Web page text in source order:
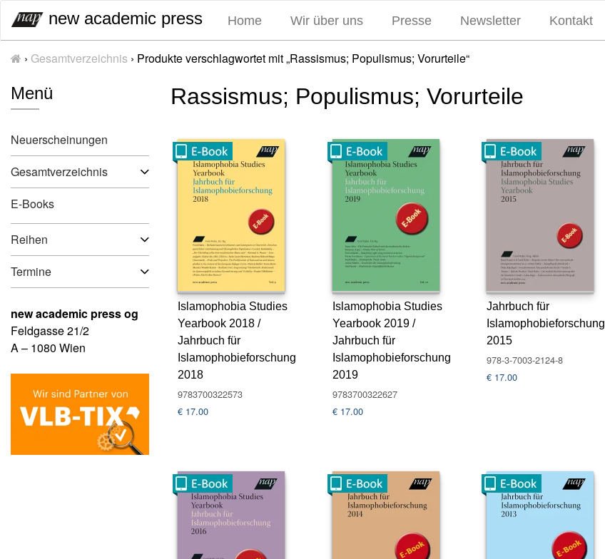
i
new academic press Home Wir über uns Presse Newsletter Kontakt
› Gesamtverzeichnis › Produkte verschlagwortet mit „Rassismus; Populismus; Vorurteile“
Menü
Neuerscheinungen
Gesamtverzeichnis
E-Books
Reihen
Termine
new academic press og
Feldgasse 21/2
A – 1080 Wien
Rassismus; Populismus; Vorurteile
Islamophobia Studies
Yearbook 2018 /
Jahrbuch für
Islamophobieforschung
2018
9783700322573
€ 17.00
Islamophobia Studies
Yearbook 2019 /
Jahrbuch für
Islamophobieforschung
2019
9783700322627
€17.00
Jahrbuch für
Islamophobieforschung
2015
978-3-7003-2124-8
€ 17.00